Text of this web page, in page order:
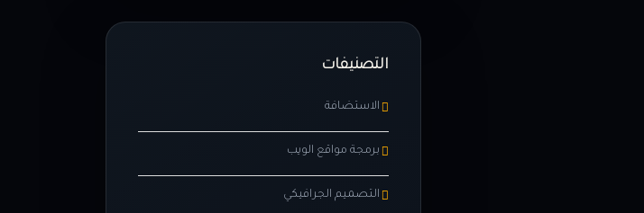
التصنيفات
الاستضافة
برمجة مواقع الويب
التصميم الجرافيكي